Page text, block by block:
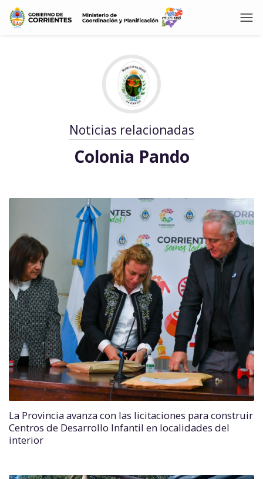
Noticias relacionadas
Colonia Pando
La Provincia avanza con las licitaciones para construir
Centros de Desarrollo Infantil en localidades del
interior